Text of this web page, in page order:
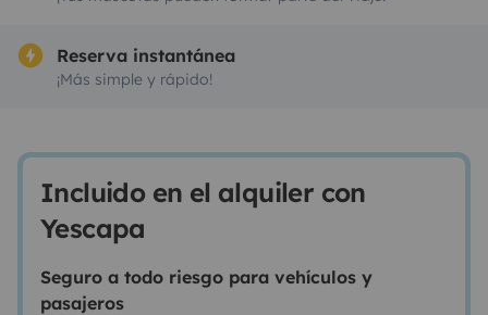
Reserva instantánea
¡Más simple y rápido!
Incluido en el alquiler con
Yescapa
Seguro a todo riesgo para vehículos y
pasajeros